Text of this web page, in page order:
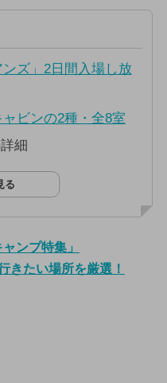
ンズ」2日間入場し放
ビンの2種・全8室
細
る
ンプ特集」
きたい場所を厳選！